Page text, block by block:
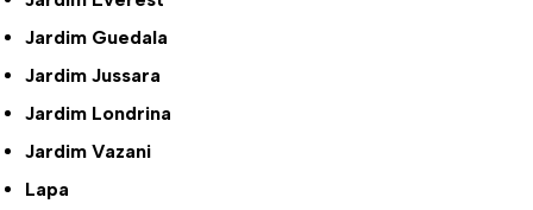
Jardim Guedala
Jardim Jussara
Jardim Londrina
Jardim Vazani
Lapa